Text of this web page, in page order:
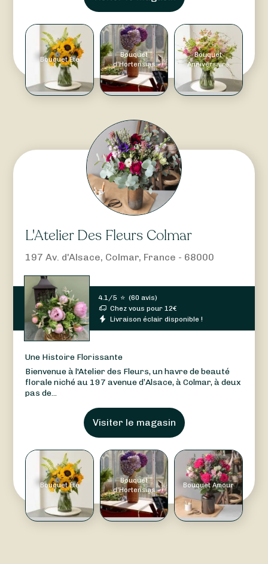
Bouquet Été
Bouquet
d'Hortensias
Bouquet
Anniversaire
L'Atelier Des Fleurs Colmar
197 Av. d'Alsace, Colmar, France - 68000
4.1/5 ⭐ (60 avis)
Chez vous pour12€
Livraison éclair disponible !
Une Histoire Florissante
Bienvenue à l'Atelier des Fleurs, un havre de beauté
florale niché au 197 avenue d’Alsace, à Colmar, à deux
pas de...
Visiter le magasin
Bouquet Été
Bouquet
d'Hortensias
Bouquet Amour